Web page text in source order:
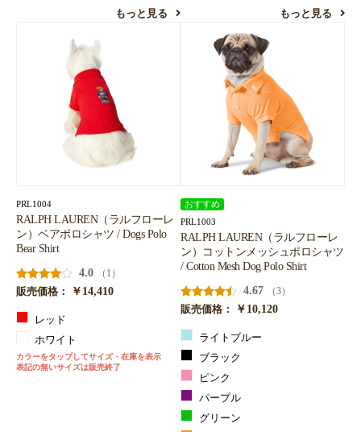
もっと見る もっと見る
PRL1004
RALPH LAUREN（ラルフローレ
ン）ベアポロシャツ / Dogs Polo
Bear Shirt
4.0
（1）
販売価格：
￥14,410
レッド
ホワイト
カラーをタップしてサイズ・在庫を表示
表記の無いサイズは販売終了
おすすめ
PRL1003
RALPH LAUREN（ラルフローレ
ン）コットンメッシュポロシャツ
/ Cotton Mesh Dog Polo Shirt
4.67
（3）
販売価格：
￥10,120
ライトブルー
ブラック
ピンク
パープル
グリーン